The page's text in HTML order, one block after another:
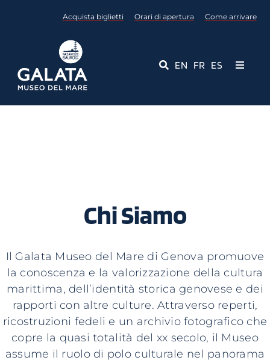
Acquista biglietti Orari di apertura Come arrivare
EN FR ES
Toggle
Chi Siamo
Il Galata Museo del Mare di Genova promuove
la conoscenza e la valorizzazione della cultura
marittima, dell’identità storica genovese e dei
rapporti con altre culture. Attraverso reperti,
ricostruzioni fedeli e un archivio fotografico che
copre la quasi totalità del xx secolo, il Museo
assume il ruolo di polo culturale nel panorama